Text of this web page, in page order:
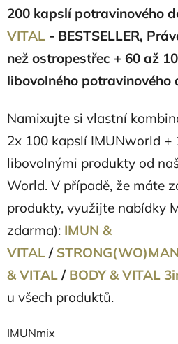
200 kapslí potravinového
VITAL - BESTSELLER,
než ostropestřec + 60 až
libovolného potravinového
Namixujte si vlastní
2x 100 kapslí IMUNworld +
libovolnými produkty od
World. V případě, že máte
produkty, využijte nabídky
zdarma): IMUN &
VITAL /
& VITAL / BODY & VITAL
u všech produktů.
IMUNmix